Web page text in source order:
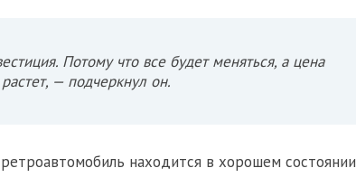
Потому что все будет меняться, а цена
— подчеркнул он.
находится в хорошем состоянии